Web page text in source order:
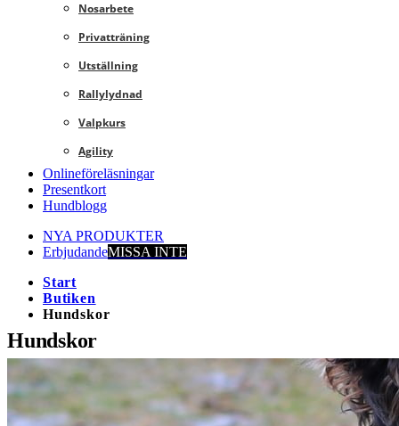
Nosarbete
Privatträning
Utställning
Rallylydnad
Valpkurs
Agility
Onlineföreläsningar
Presentkort
Hundblogg
NYA PRODUKTER
ErbjudandeMISSA INTE
Start
Butiken
Hundskor
Hundskor